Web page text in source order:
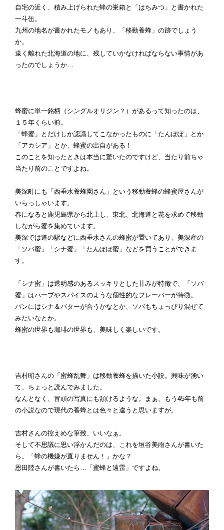
自宅の近く、積み上げられた蜂の巣箱と「はちみつ」と書かれた
一斗缶。
九州の地名が書かれたモノもあり、「移動養蜂」の跡でしょう
か。
遠く離れた北海道の地に、残していかなければならない事情があ
ったのでしょうか…
蜂蜜に単一銘柄（シングルオリジン？）があるって知ったのは、
１５年くらい前。
「蜂蜜」とだけしか認識してこなかったものに「たんぽぽ」とか
「アカシア」とか、蜂蜜の出自がある！
このことを知ったときは本当に驚いたのですけど、当たり前ちゃ
当たり前のことですよね。
美深町にも「西垂水養蜂園さん」という移動養蜂の蜂蜜屋さんが
いらっしゃいます。
春になると鹿児島県から北上し、東北、北海道と花を求めて移動
しながら蜜を集めています。
美深では道の駅などに西垂水さんの蜂蜜が置いてあり、美深産の
「ソバ蜜」「シナ蜜」「たんぽぽ蜜」などを買うことができま
す。
「シナ蜜」は透明感のあるスッキリとした甘みが特徴で、「ソバ
蜜」はハーブやスパイスのような個性的なフレーバーが特徴。
パンにはシナ＆バターが合うかなとか、ソバもちょっぴり混ぜて
みたいなとか。
蜂蜜の世界も珈琲の世界も、美味しく楽しいです。
吉村昭さんの「蜜蜂乱舞」は移動養蜂を描いた小説。興味が湧い
て、ちょっと読んでみました。
なんとなく、冒頭の写真にも頷けるような。まぁ、もう45年も前
の小説なので現代の養蜂とは色々と違うと思いますが。
吉村さんの控えめな筆致、いいなぁ。
そして不思議に思い浮かんだのは、これを垣谷美雨さんが書いた
ら。「蜂の機嫌が直りません！」かな？
恩田陸さんが書いたら…「蜜蜂と遠雷」ですよね。